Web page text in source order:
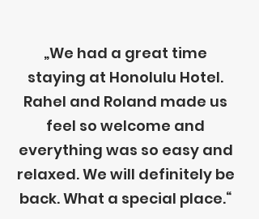
„We had a great time
staying at Honolulu Hotel.
Rahel and Roland made us
feel so welcome and
everything was so easy and
relaxed. We will definitely be
back. What a special place.“